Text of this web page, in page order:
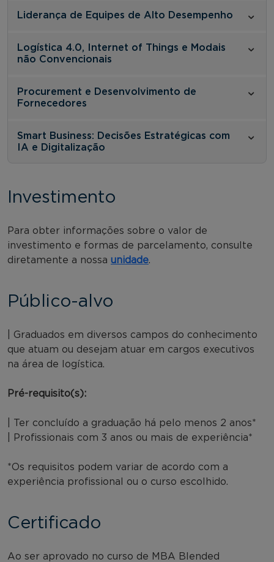
Liderança de Equipes de Alto Desempenho
Logística 4.0, Internet of Things e Modais
não Convencionais
Procurement e Desenvolvimento de
Fornecedores
Smart Business: Decisões Estratégicas com
IA e Digitalização
Investimento
Para obter informações sobre o valor de
investimento e formas de parcelamento, consulte
diretamente a nossa unidade.
Público-alvo
| Graduados em diversos campos do conhecimento
que atuam ou desejam atuar em cargos executivos
na área de logística.
Pré-requisito(s):
| Ter concluído a graduação há pelo menos 2 anos*
| Profissionais com 3 anos ou mais de experiência*
*Os requisitos podem variar de acordo com a
experiência profissional ou o curso escolhido.
Certificado
Ao ser aprovado no curso de MBA Blended